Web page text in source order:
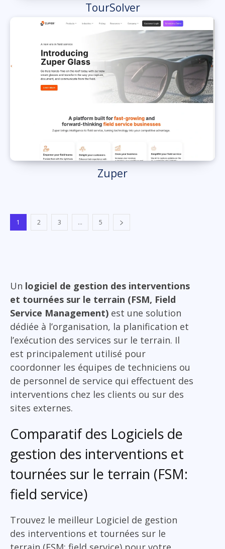
TourSolver
Zuper
1 2 3 ... 5
Un logiciel de gestion des interventions
et tournées sur le terrain (FSM, Field
Service Management) est une solution
dédiée à l’organisation, la planification et
l’exécution des services sur le terrain. Il
est principalement utilisé pour
coordonner les équipes de techniciens ou
de personnel de service qui effectuent des
interventions chez les clients ou sur des
sites externes.
Comparatif des Logiciels de
gestion des interventions et
tournées sur le terrain (FSM:
field service)
Trouvez le meilleur Logiciel de gestion
des interventions et tournées sur le